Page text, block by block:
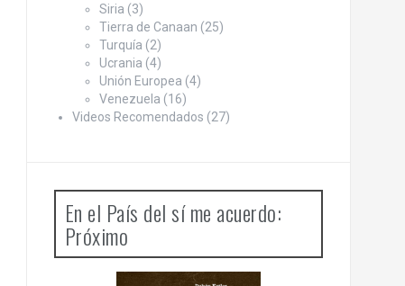
Siria (3)
Tierra de Canaan (25)
Turquía (2)
Ucrania (4)
Unión Europea (4)
Venezuela (16)
Videos Recomendados (27)
En el País del sí me acuerdo:
Próximo